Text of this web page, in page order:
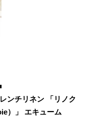
ンチリネン 「リノク
）」 エキューム